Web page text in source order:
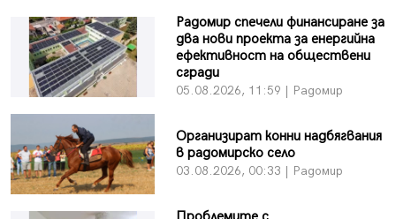
Радомир спечели финансиране за
два нови проекта за енергийна
ефективност на обществени
сгради
05.08.2026, 11:59 | Радомир
Организират конни надбягвания
в радомирско село
03.08.2026, 00:33 | Радомир